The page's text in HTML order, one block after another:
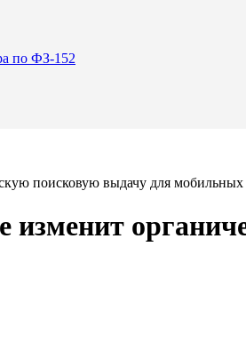
по ФЗ-152
поисковую выдачу для мобильных
изменит